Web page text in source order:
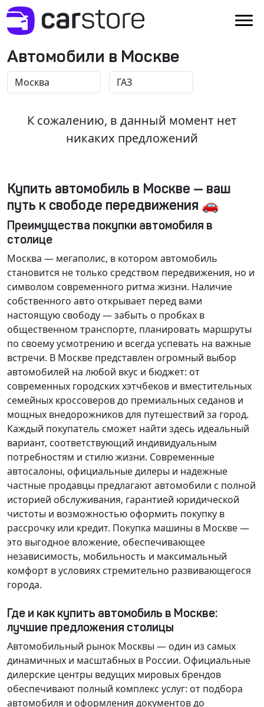
Автомобили в Москве
К сожалению, в данный момент нет
никаких предложений
Купить автомобиль в Москве — ваш
путь к свободе передвижения 🚗
Преимущества покупки автомобиля в
столице
Москва — мегаполис, в котором автомобиль
становится не только средством передвижения, но и
символом современного ритма жизни. Наличие
собственного авто открывает перед вами
настоящую свободу — забыть о пробках в
общественном транспорте, планировать маршруты
по своему усмотрению и всегда успевать на важные
встречи. В Москве представлен огромный выбор
автомобилей на любой вкус и бюджет: от
современных городских хэтчбеков и вместительных
семейных кроссоверов до премиальных седанов и
мощных внедорожников для путешествий за город.
Каждый покупатель сможет найти здесь идеальный
вариант, соответствующий индивидуальным
потребностям и стилю жизни. Современные
автосалоны, официальные дилеры и надежные
частные продавцы предлагают автомобили с полной
историей обслуживания, гарантией юридической
чистоты и возможностью оформить покупку в
рассрочку или кредит. Покупка машины в Москве —
это выгодное вложение, обеспечивающее
независимость, мобильность и максимальный
комфорт в условиях стремительно развивающегося
города.
Где и как купить автомобиль в Москве:
лучшие предложения столицы
Автомобильный рынок Москвы — один из самых
динамичных и масштабных в России. Официальные
дилерские центры ведущих мировых брендов
обеспечивают полный комплекс услуг: от подбора
автомобиля и оформления документов до